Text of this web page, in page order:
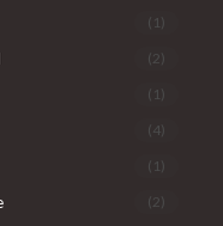
(1)
(2)
(1)
(4)
(1)
(2)